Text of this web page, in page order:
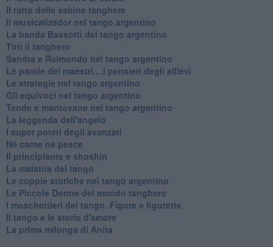
Il ratto delle sabine tanghere
Il musicalizador nel tango argentino
La banda Bassotti del tango argentino
Titti il tanghero
Sandra e Raimondo nel tango argentino
Le parole dei maestri... i pensieri degli allievi
Le strategie nel tango argentino
Gli equivoci nel tango argentino
Tende e mantovane nel tango argentino
La leggenda dell'angelo
I super poteri degli avanzati
​Né carne né pesce
Il principiante e shoshin
La malattia del tango
Le coppie storiche nel tango argentino
​Le Piccole Donne del mondo tanghero
I moschettieri del tango. Figure e figurette
Il tango e le storie d'amore
​La prima milonga di Anita